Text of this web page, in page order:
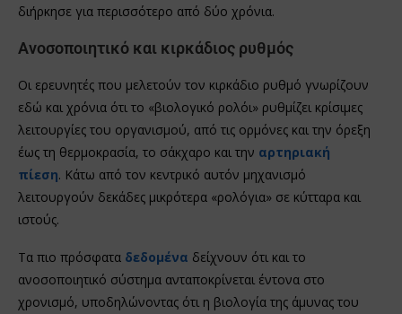
διήρκησε για περισσότερο από δύο χρόνια.
Ανοσοποιητικό και κιρκάδιος ρυθμός
Οι ερευνητές που μελετούν τον κιρκάδιο ρυθμό γνωρίζουν
εδώ και χρόνια ότι το «βιολογικό ρολόι» ρυθμίζει κρίσιμες
λειτουργίες του οργανισμού, από τις ορμόνες και την όρεξη
έως τη θερμοκρασία, το σάκχαρο και την αρτηριακή
πίεση. Κάτω από τον κεντρικό αυτόν μηχανισμό
λειτουργούν δεκάδες μικρότερα «ρολόγια» σε κύτταρα και
ιστούς.
Τα πιο πρόσφατα δεδομένα δείχνουν ότι και το
ανοσοποιητικό σύστημα ανταποκρίνεται έντονα στο
χρονισμό, υποδηλώνοντας ότι η βιολογία της άμυνας του